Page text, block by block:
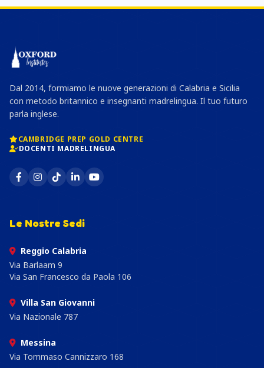
Dal 2014, formiamo le nuove generazioni di Calabria e Sicilia
con metodo britannico e insegnanti madrelingua. Il tuo futuro
parla inglese.
CAMBRIDGE PREP GOLD CENTRE
DOCENTI MADRELINGUA
Le Nostre Sedi
Reggio Calabria
Via Barlaam 9
Via San Francesco da Paola 106
Villa San Giovanni
Via Nazionale 787
Messina
Via Tommaso Cannizzaro 168